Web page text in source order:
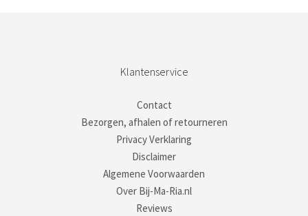
Klantenservice
Contact
Bezorgen, afhalen of retourneren
Privacy Verklaring
Disclaimer
Algemene Voorwaarden
Over Bij-Ma-Ria.nl
Reviews